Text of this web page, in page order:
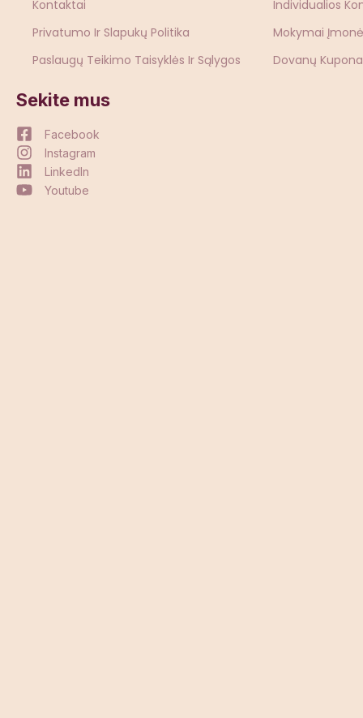
Kontaktai
Privatumo Ir Slapukų Politika
Paslaugų Teikimo Taisyklės Ir Sąlygos
Individualios
Mokymai
Dovanų
Sekite mus
Facebook
Instagram
LinkedIn
Youtube